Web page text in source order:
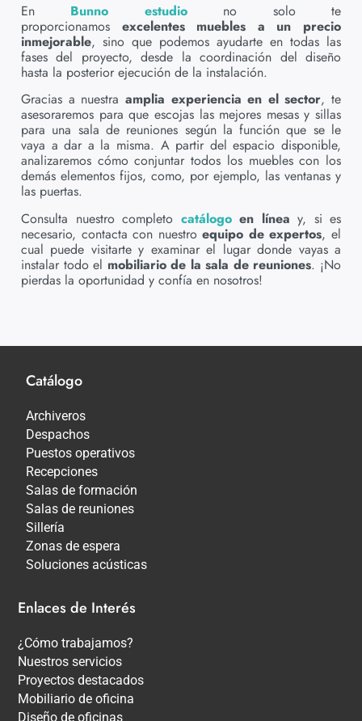
En Bunno estudiono solo te
proporcionamos excelentes muebles a un precio
inmejorable, sino que podemos ayudarte en todas las
fases del proyecto, desde la coordinación del diseño
hasta la posterior ejecución de la instalación.
Gracias a nuestra amplia experiencia en el sector, te
asesoraremos para que escojas las mejores mesas y sillas
para una sala de reuniones según la función que se le
vaya a dar a la misma. A partir del espacio disponible,
analizaremos cómo conjuntar todos los muebles con los
demás elementos fijos, como, por ejemplo, las ventanas y
las puertas.
Consulta nuestro completo catálogoen línea y, si es
necesario, contacta con nuestroequipo de expertos, el
cual puede visitarte y examinar el lugar donde vayas a
instalar todo el mobiliario de la sala de reuniones. ¡No
pierdas la oportunidad y confía en nosotros!
Catálogo
Archiveros
Despachos
Puestos operativos
Recepciones
Salas de formación
Salas de reuniones
Sillería
Zonas de espera
Soluciones acústicas
Enlaces de Interés
¿Cómo trabajamos?
Nuestros servicios
Proyectos destacados
Mobiliario de oficina
Diseño de oficinas